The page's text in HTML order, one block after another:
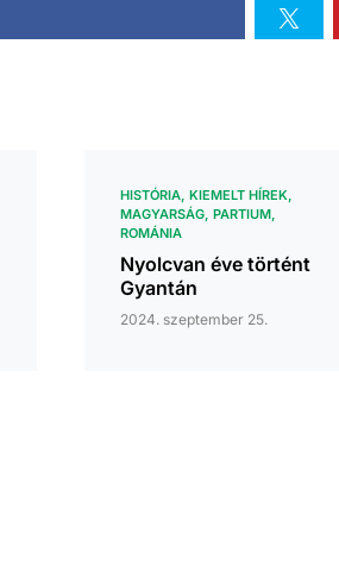
HISTÓRIA KIEMELT HÍREK
MAGYARSÁG PARTIUM
ROMÁNIA
Nyolcvan éve történt
Gyantán
2024. szeptember 25.